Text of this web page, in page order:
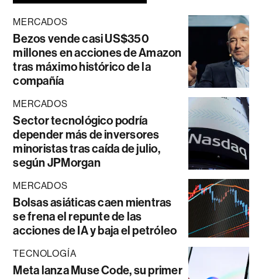
MERCADOS
Bezos vende casi US$350
millones en acciones de Amazon
tras máximo histórico de la
compañía
MERCADOS
Sector tecnológico podría
depender más de inversores
minoristas tras caída de julio,
según JPMorgan
MERCADOS
Bolsas asiáticas caen mientras
se frena el repunte de las
acciones de IA y baja el petróleo
TECNOLOGÍA
Meta lanza Muse Code, su primer